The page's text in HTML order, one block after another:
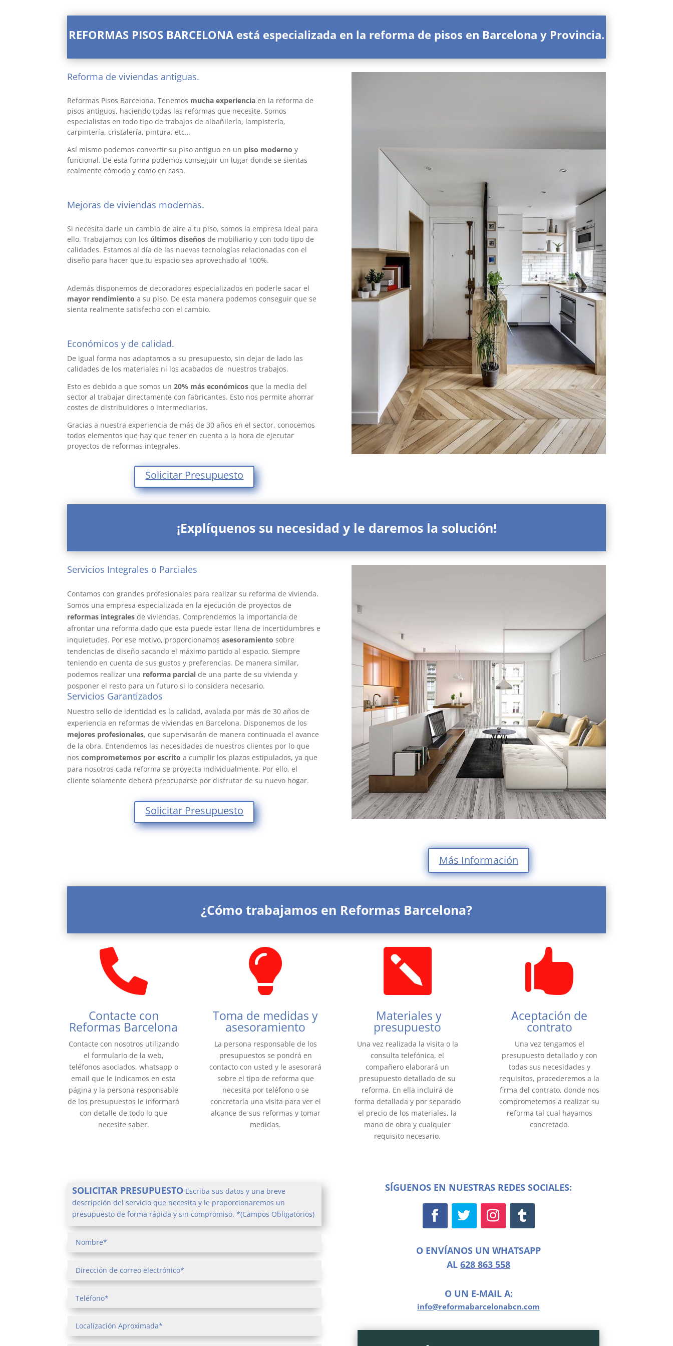
REFORMAS PISOS BARCELONA está especializada en la reforma de pisos en Barcelona y Provincia.
Reforma de viviendas antiguas.
Reformas Pisos Barcelona. Tenemos mucha experiencia en la reforma de
pisos antiguos, haciendo todas las reformas que necesite. Somos
especialistas en todo tipo de trabajos de albañilería, lampistería,
carpintería, cristalería, pintura, etc…
Así mismo podemos convertir su piso antiguo en un piso moderno y
funcional. De esta forma podemos conseguir un lugar donde se sientas
realmente cómodo y como en casa.
Mejoras de viviendas modernas.
barcelona/span>
Si necesita darle un cambio de aire a tu piso, somos la empresa ideal para
ello. Trabajamos con los últimos diseños de mobiliario y con todo tipo de
calidades. Estamos al día de las nuevas tecnologías relacionadas con el
diseño para hacer que tu espacio sea aprovechado al 100%.
Además disponemos de decoradores especializados en poderle sacar el
mayor rendimiento a su piso. De esta manera podemos conseguir que se
sienta realmente satisfecho con el cambio.
Económicos y de calidad.
De igual forma nos adaptamos a su presupuesto, sin dejar de lado las
calidades de los materiales ni los acabados de nuestros trabajos.
Esto es debido a que somos un20% más económicos que la media del
sector al trabajar directamente con fabricantes. Esto nos permite ahorrar
costes de distribuidores o intermediarios.
Gracias a nuestra experiencia de más de 30 años en el sector, conocemos
todos elementos que hay que tener en cuenta a la hora de ejecutar
proyectos de reformas integrales.
Solicitar Presupuesto
¡Explíquenos su necesidad y le daremos la solución!
Servicios Integrales o Parciales
barcelona/span>
Contamos con grandes profesionales para realizar su reforma de vivienda.
Somos una empresa especializada en la ejecución de proyectos de
reformas integrales de viviendas. Comprendemos la importancia de
afrontar una reforma dado que esta puede estar llena de incertidumbres e
inquietudes. Por ese motivo, proporcionamosasesoramiento sobre
tendencias de diseño sacando el máximo partido al espacio. Siempre
teniendo en cuenta de sus gustos y preferencias. De manera similar,
podemos realizar una reforma parcial de una parte de su vivienda y
posponer el resto para un futuro si lo considera necesario.
Servicios Garantizados
Nuestro sello de identidad es la calidad, avalada por más de 30 años de
experiencia en reformas de viviendas en Barcelona. Disponemos de los
mejores profesionales, que supervisarán de manera continuada el avance
de la obra. Entendemos las necesidades de nuestros clientes por lo que
noscomprometemos por escrito a cumplir los plazos estipulados, ya que
para nosotros cada reforma se proyecta individualmente. Por ello, el
cliente solamente deberá preocuparse por disfrutar de su nuevo hogar.
Solicitar Presupuesto
Más Información
¿Cómo trabajamos en Reformas Barcelona?

Contacte con
Reformas Barcelona
Contacte con nosotros utilizando
el formulario de la web,
teléfonos asociados, whatsapp o
email que le indicamos en esta
página y la persona responsable
de los presupuestos le informará
con detalle de todo lo que
necesite saber.

Toma de medidas y
asesoramiento
La persona responsable de los
presupuestos se pondrá en
contacto con usted y le asesorará
sobre el tipo de reforma que
necesita por teléfono o se
concretaría una visita para ver el
alcance de sus reformas y tomar
medidas.

Materiales y
presupuesto
Una vez realizada la visita o la
consulta telefónica, el
compañero elaborará un
presupuesto detallado de su
reforma. En ella incluirá de
forma detallada y por separado
el precio de los materiales, la
mano de obra y cualquier
requisito necesario.

Aceptación de
contrato
Una vez tengamos el
presupuesto detallado y con
todas sus necesidades y
requisitos, procederemos a la
firma del contrato, donde nos
comprometemos a realizar su
reforma tal cual hayamos
concretado.
SOLICITAR PRESUPUESTO Escriba sus datos y una breve
descripción del servicio que necesita y le proporcionaremos un
presupuesto de forma rápida y sin compromiso. *(Campos Obligatorios)
SÍGUENOS EN NUESTRAS REDES SOCIALES:
O ENVÍANOS UN WHATSAPP
AL628 863 558
O UN E-MAIL A:
info@reformabarcelonabcn.com